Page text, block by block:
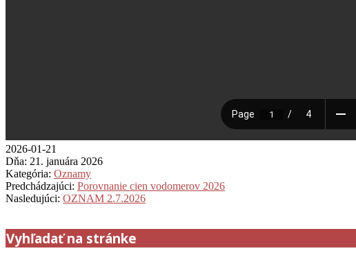
2026-01-21
Dňa: 21. januára 2026
Kategória: Oznamy
Predchádzajúci: Porovnanie cien vodomerov 2026
Nasledujúci: OZNAM 2.7.2026
Vyhľadať na stránke